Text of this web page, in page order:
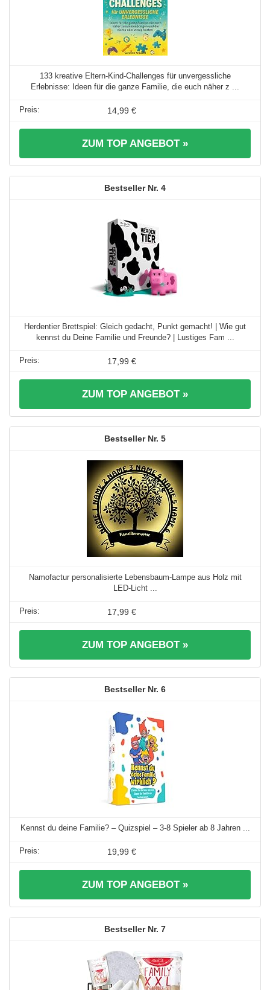
133 kreative Eltern-Kind-Challenges für unvergessliche
Erlebnisse: Ideen für die ganze Familie, die euch näher z ...
14,99 €
ZUM TOP ANGEBOT »
4
Herdentier Brettspiel: Gleich gedacht, Punkt gemacht! | Wie gut
kennst du Deine Familie und Freunde? | Lustiges Fam ...
17,99 €
ZUM TOP ANGEBOT »
5
Namofactur personalisierte Lebensbaum-Lampe aus Holz mit
LED-Licht ...
17,99 €
ZUM TOP ANGEBOT »
6
Kennst du deine Familie? – Quizspiel – 3-8 Spieler ab 8 Jahren ...
19,99 €
ZUM TOP ANGEBOT »
7